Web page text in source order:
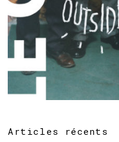
Articles récents